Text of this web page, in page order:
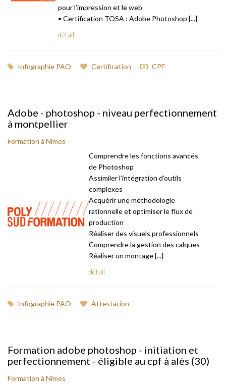
pour l’impression et le web
• Certification TOSA : Adobe Photoshop [...]
détail
Infographie PAO Certification CPF
Adobe - photoshop - niveau perfectionnement
à montpellier
Formation à Nîmes
Comprendre les fonctions avancés
de Photoshop
Assimiler l'intégration d'outils
complexes
Acquérir une méthodologie
rationnelle et optimiser le flux de
production
Réaliser des visuels professionnels
Comprendre la gestion des calques
Réaliser un montage [...]
détail
Infographie PAO Attestation
Formation adobe photoshop - initiation et
perfectionnement - éligible au cpf à alès (30)
Formation à Nîmes